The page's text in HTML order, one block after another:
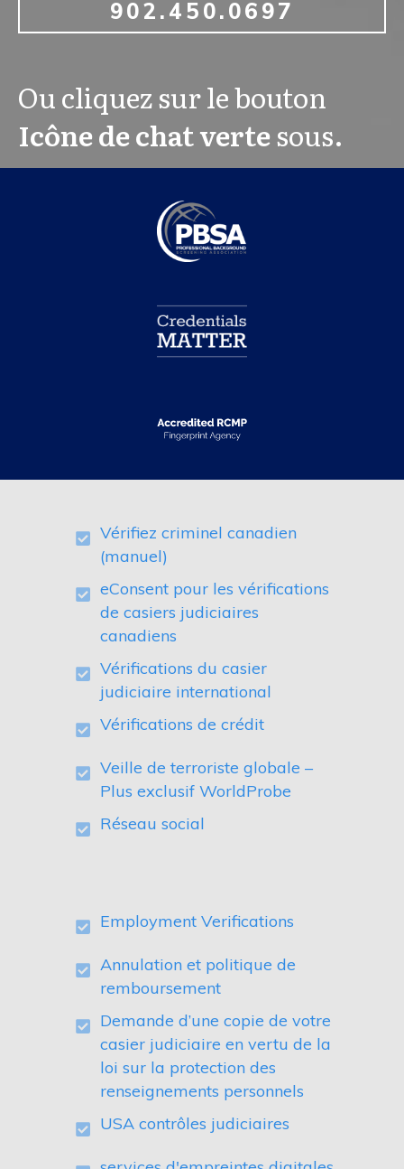
902.450.0697
Ou cliquez sur le bouton
Icône de chat vertesous.
Vérifiez criminel canadien
(manuel)
eConsent pour les vérifications
de casiers judiciaires
canadiens
Vérifications du casier
judiciaire international
Vérifications de crédit
Veille de terroriste globale –
Plus exclusif WorldProbe
Réseau social
Employment Verifications
Annulation et politique de
remboursement
Demande d’une copie de votre
casier judiciaire en vertu de la
loi sur la protection des
renseignements personnels
USA contrôles judiciaires